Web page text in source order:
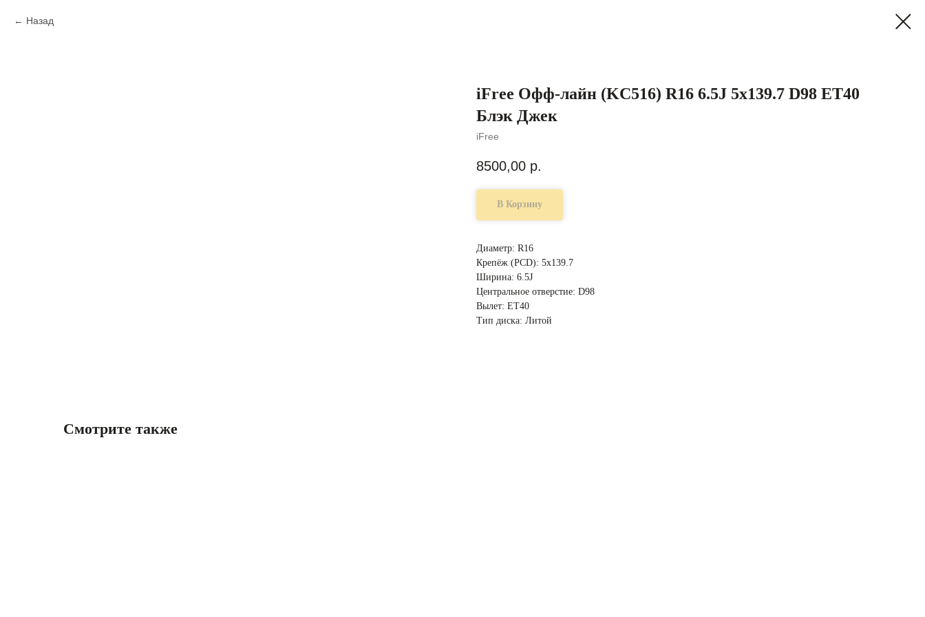
Назад
iFree Офф-лайн (KC516) R16 6.5J 5x139.7 D98 ET40
Блэк Джек
iFree
8500,00 р.
В Корзину
Диаметр: R16
Крепёж (PCD): 5x139.7
Ширина: 6.5J
Центральное отверстие: D98
Вылет: ET40
Тип диска: Литой
Смотрите также